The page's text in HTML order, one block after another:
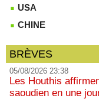
USA
CHINE
BRÈVES
05/08/2026 23:38
Les Houthis
saoudien en une